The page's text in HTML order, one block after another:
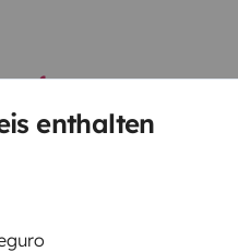
enthalten
Deine Haustiere
begleiten!